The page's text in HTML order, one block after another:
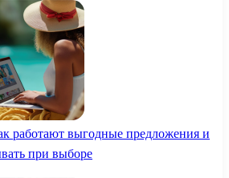
работают выгодные предложения и
при выборе